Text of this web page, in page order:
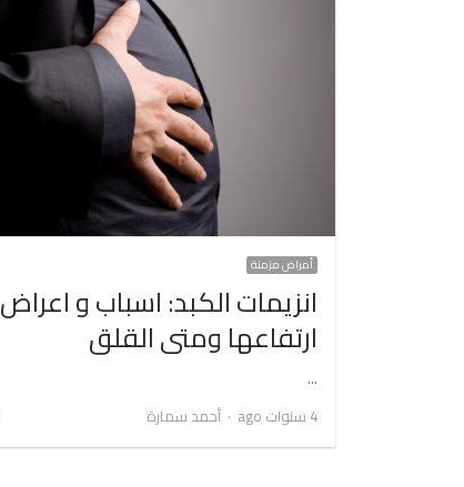
أمراض مزمنة
انزيمات الكبد: اسباب و اعراض
ارتفاعها ومتى القلق
…
4 سنوات ago
Author
أحمد سمارة